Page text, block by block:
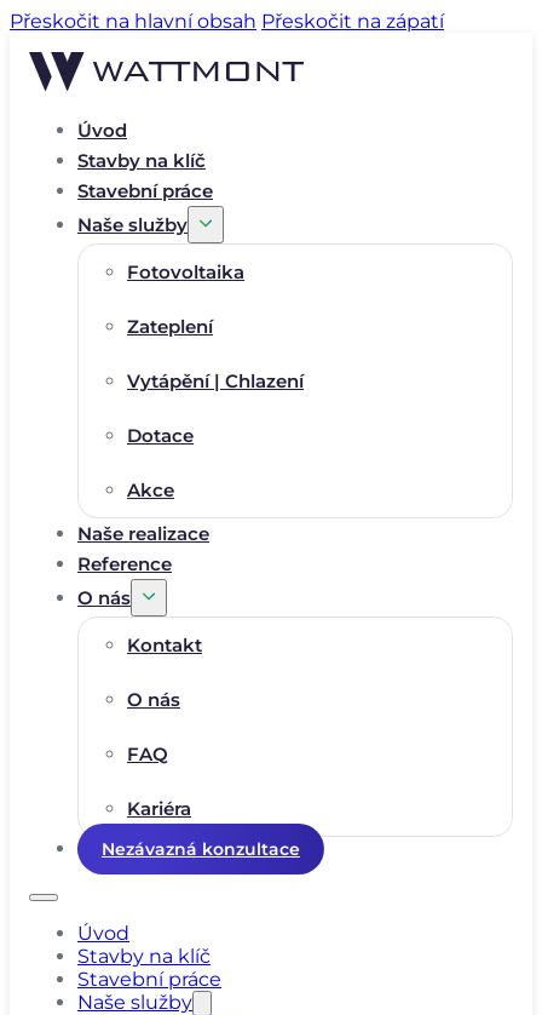
Přeskočit na hlavní obsah Přeskočit na zápatí
Úvod
Stavby na klíč
Stavební práce
Naše služby
Fotovoltaika
Zateplení
Vytápění | Chlazení
Dotace
Akce
Naše realizace
Reference
O nás
Kontakt
O nás
FAQ
Kariéra
Nezávazná konzultace
Úvod
Stavby na klíč
Stavební práce
Naše služby